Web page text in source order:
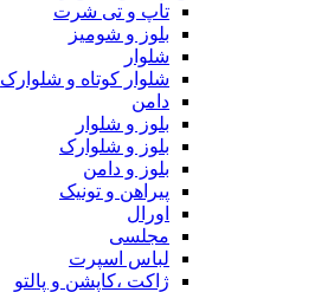
تاپ و تی شرت
بلوز و شومیز
شلوار
شلوار کوتاه و شلوارک
دامن
بلوز و شلوار
بلوز و شلوارک
بلوز و دامن
پیراهن و تونیک
اورال
مجلسی
لباس اسپرت
ژاکت ،کاپشن و پالتو